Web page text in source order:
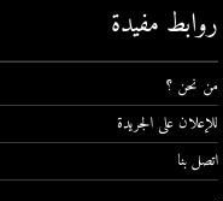
روابط مفيدة
من نحن ؟
للإعلان على الجريدة
اتصل بنا